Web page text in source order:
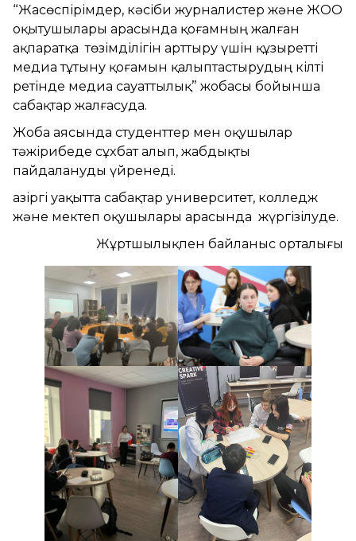
“Жасөспірімдер, кәсіби журналистер және ЖОО
оқытушылары арасында қоғамның жалған
ақпаратқа төзімділігін арттыру үшін құзыретті
медиа тұтыну қоғамын қалыптастырудың кілті
ретінде медиа сауаттылық” жобасы бойынша
сабақтар жалғасуда.
Жоба аясында студенттер мен оқушылар
тәжірибеде сұхбат алып, жабдықты
пайдалануды үйренеді.
Қазіргі уақытта сабақтар университет, колледж
және мектеп оқушылары арасында жүргізілуде.
Жұртшылықпен байланыс орталығы